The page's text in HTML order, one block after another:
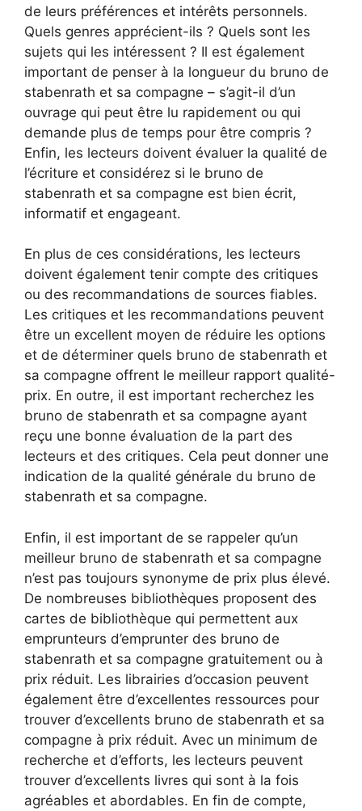
de leurs préférences et intérêts personnels.
Quels genres apprécient-ils ? Quels sont les
sujets qui les intéressent ? Il est également
important de penser à la longueur du bruno de
stabenrath et sa compagne – s’agit-il d’un
ouvrage qui peut être lu rapidement ou qui
demande plus de temps pour être compris ?
Enfin, les lecteurs doivent évaluer la qualité de
l’écriture et considérez si le bruno de
stabenrath et sa compagne est bien écrit,
informatif et engageant.
En plus de ces considérations, les lecteurs
doivent également tenir compte des critiques
ou des recommandations de sources fiables.
Les critiques et les recommandations peuvent
être un excellent moyen de réduire les options
et de déterminer quels bruno de stabenrath et
sa compagne offrent le meilleur rapport qualité-
prix. En outre, il est important recherchez les
bruno de stabenrath et sa compagne ayant
reçu une bonne évaluation de la part des
lecteurs et des critiques. Cela peut donner une
indication de la qualité générale du bruno de
stabenrath et sa compagne.
Enfin, il est important de se rappeler qu’un
meilleur bruno de stabenrath et sa compagne
n’est pas toujours synonyme de prix plus élevé.
De nombreuses bibliothèques proposent des
cartes de bibliothèque qui permettent aux
emprunteurs d’emprunter des bruno de
stabenrath et sa compagne gratuitement ou à
prix réduit. Les librairies d’occasion peuvent
également être d’excellentes ressources pour
trouver d’excellents bruno de stabenrath et sa
compagne à prix réduit. Avec un minimum de
recherche et d’efforts, les lecteurs peuvent
trouver d’excellents livres qui sont à la fois
agréables et abordables. En fin de compte,